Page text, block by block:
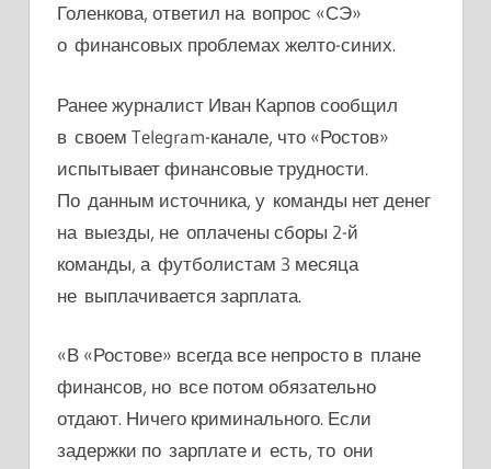
Голенкова, ответил на вопрос «СЭ»
о финансовых проблемах желто-синих.
Ранее журналист Иван Карпов сообщил
в своем Telegram-канале, что «Ростов»
испытывает финансовые трудности.
По данным источника, у команды нет денег
на выезды, не оплачены сборы 2-й
команды, а футболистам 3 месяца
не выплачивается зарплата.
«В «Ростове» всегда все непросто в плане
финансов, но все потом обязательно
отдают. Ничего криминального. Если
задержки по зарплате и есть, то они